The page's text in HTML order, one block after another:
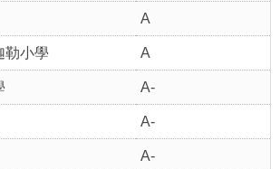
A
勒小學 A
A-
A-
A-